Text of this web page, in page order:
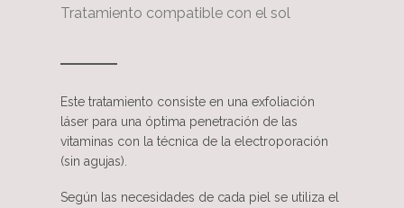
Tratamiento compatible con el sol
Este tratamiento consiste en una exfoliación
láser para una óptima penetración de las
vitaminas con la técnica de la electroporación
(sin agujas).
Según las necesidades de cada piel se utiliza el